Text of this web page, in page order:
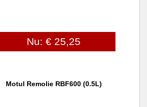
Nu: € 25,25
Motul Remolie RBF600 (0.5L)